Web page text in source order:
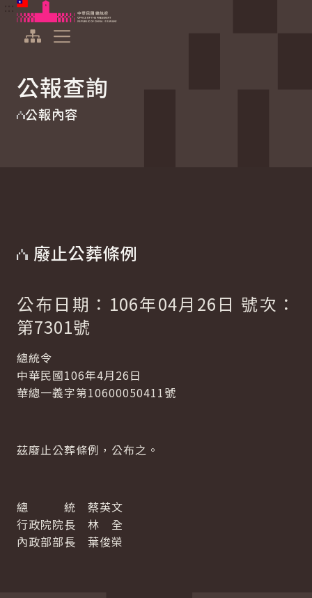
跳到主要內容
中華民國總統府
公報查詢
公報內容
廢止公葬條例
公布日期：106年04月26日 號次：
第7301號
總統令
中華民國106年4月26日
華總一義字第10600050411號
茲廢止公葬條例，公布之。
總 統 蔡英文
行政院院長 林 全
內政部部長 葉俊榮